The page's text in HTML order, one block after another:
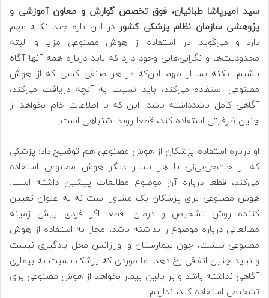
سید امیرپاشا طبائیان، فوق تخصص گوارش و معاون آموزشی و
پژوهشی سازمان نظام پزشکی کشور در این باره چند نکته مهم
دارد و می‌گوید: در استفاده از هوش مصنوعی مزایا و البته
محدودیت‌ها و نگرانی‌هایی وجود دارد که باید درباره همه آنها آگاه
باشیم. نکته بسیار مهم این‌که در هر صنفی کسی که از هوش
مصنوعی استفاده می‌کند، باید نسبت به آنچه دریافت می‌کند،
آگاهی کامل باشدداشته باشد. این که با اطلاعات خام بخواهد از
چنین ظرفیتی استفاده کند، قطعا روند اشتباهی است.
او درباره استفاده پزشکان از هوش مصنوعی هم توضیح داد: پزشکی
که از چت‌جی‌بی‌تی یا هر بستر دیگر هوش مصنوعی استفاده
می‌کند، قطعا درباره آن موضوع مطالعات پیشین داشته است.
هوش مصنوعی برای پزشکان یک مشاور است نه به عنوان تعیین
کننده روش تشخیص‌ و درمان. قطعا اگر فردی پیش زمینه
مطالعاتی درباره موضوع را نداشته باشد، مجاز به استفاده از هوش
مصنوعی نیست، چون بیمارستان و اورژانس محل یادگیری نیست
و نباید چنین اتفاقی رخ دهد. ما موردی که پزشک نسبت به بیماری
آگاهی نداشته باشد و بر بالین بیمار بخواهد از هوش مصنوعی برای
تشخیص استفاده کند، نداریم.